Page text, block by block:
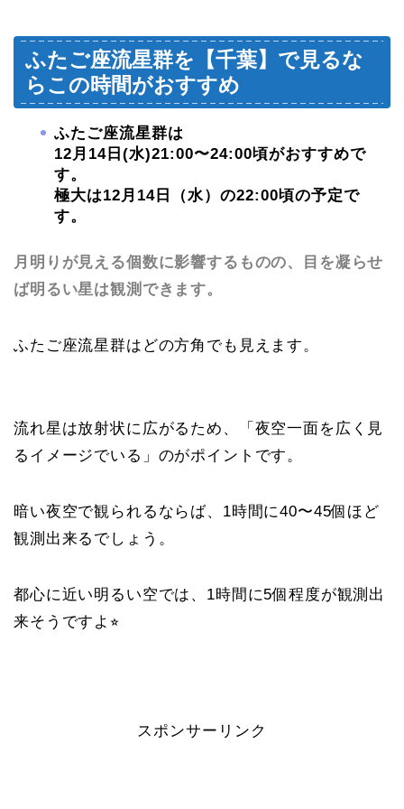
ふたご座流星群を【千葉】で見るな
らこの時間がおすすめ
ふたご座流星群は
12月14日(水)21:00〜24:00頃がおすすめで
す。
極大は12月14日（水）の22:00頃の予定で
す。
月明りが見える個数に影響するものの、目を凝らせ
ば明るい星は観測できます。
ふたご座流星群はどの方角でも見えます。
流れ星は放射状に広がるため、「夜空一面を広く見
るイメージでいる」のがポイントです。
暗い夜空で観られるならば、1時間に40〜45個ほど
観測出来るでしょう。
都心に近い明るい空では、1時間に5個程度が観測出
来そうですよ⭐︎
スポンサーリンク